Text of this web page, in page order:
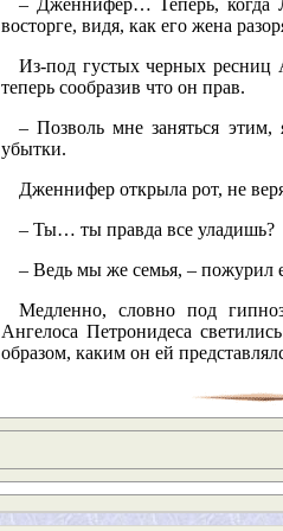
восторге, видя, как его жена
Из-под густых черных ресниц
теперь сообразив что он прав.
– Позволь мне заняться этим,
убытки.
Дженнифер открыла рот, не
– Ты… ты правда все уладишь?
– Ведь мы же семья, – пожурил
Медленно, словно под
Ангелоса Петронидеса
образом, каким он ей